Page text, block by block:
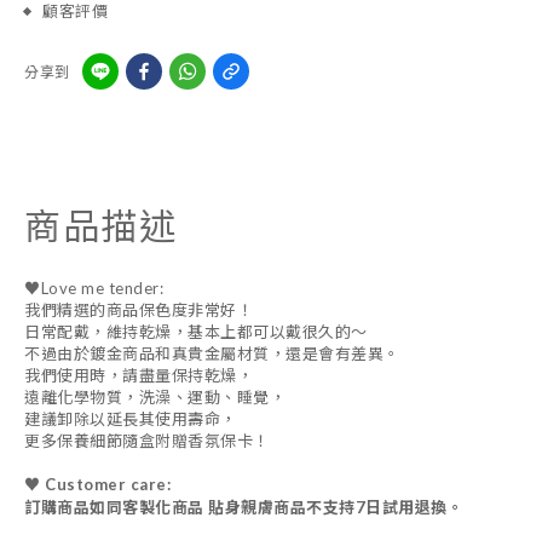
顧客評價
分享到
商品描述
♥Love me tender:
我們精選的商品保色度非常好！
日常配戴，維持乾燥，基本上都可以戴很久的～
不過由於鍍金商品和真貴金屬材質，還是會有差異。
我們使用時，請盡量保持乾燥，
遠離化學物質，洗澡、運動、睡覺，
建議卸除以延長其使用壽命，
更多保養細節隨盒附贈香氛保卡！
♥ Customer care:
訂購商品如同客製化商品 貼身親膚商品不支持7日試用退換。